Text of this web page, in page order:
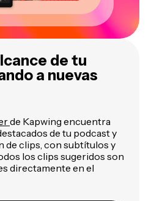
de tu
a nuevas
de Kapwing encuentra
de tu podcast y
de clips, con subtítulos y
los clips sugeridos son
directamente en el